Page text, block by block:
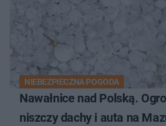
NIEBEZPIECZNA POGODA
Nawałnice nad Polską.
niszczy dachy i auta na